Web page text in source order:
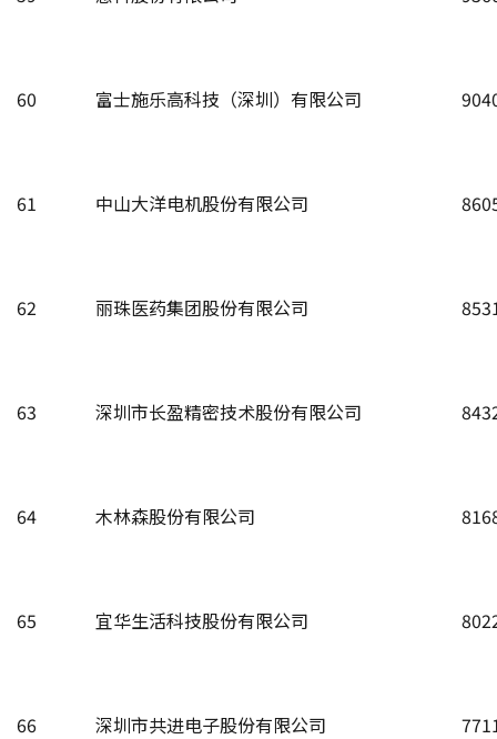
60 富士施乐高科技（深圳）有限公司
61 中山大洋电机股份有限公司
62 丽珠医药集团股份有限公司
63 深圳市长盈精密技术股份有限公司
64 木林森股份有限公司
65 宜华生活科技股份有限公司
66 深圳市共进电子股份有限公司